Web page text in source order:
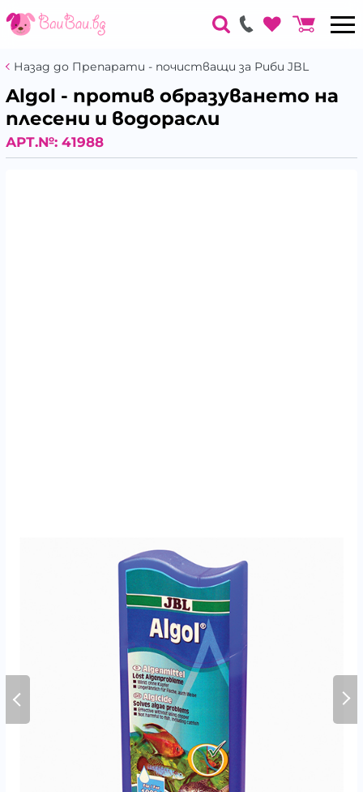
Назад до Препарати - почистващи за Риби JBL
Algol - против образуването на
плесени и водорасли
АРТ.№: 41988